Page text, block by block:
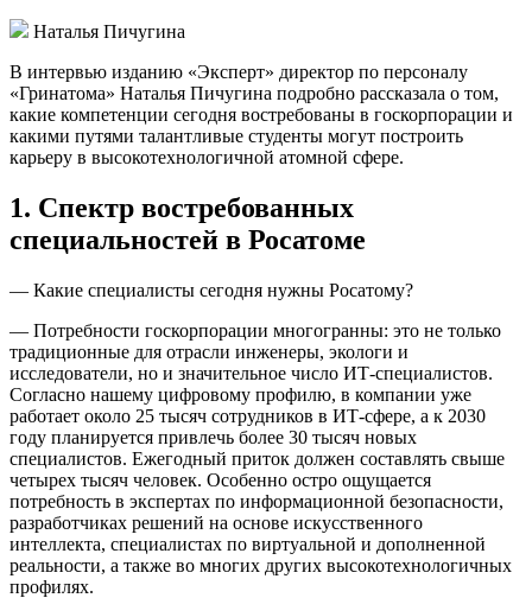
Наталья Пичугина
В интервью изданию «Эксперт» директор по персоналу
«Гринатома» Наталья Пичугина подробно рассказала о том,
какие компетенции сегодня востребованы в госкорпорации и
какими путями талантливые студенты могут построить
карьеру в высокотехнологичной атомной сфере.
1. Спектр востребованных
специальностей в Росатоме
— Какие специалисты сегодня нужны Росатому?
— Потребности госкорпорации многогранны: это не только
традиционные для отрасли инженеры, экологи и
исследователи, но и значительное число ИТ-специалистов.
Согласно нашему цифровому профилю, в компании уже
работает около 25 тысяч сотрудников в ИТ-сфере, а к 2030
году планируется привлечь более 30 тысяч новых
специалистов. Ежегодный приток должен составлять свыше
четырех тысяч человек. Особенно остро ощущается
потребность в экспертах по информационной безопасности,
разработчиках решений на основе искусственного
интеллекта, специалистах по виртуальной и дополненной
реальности, а также во многих других высокотехнологичных
профилях.